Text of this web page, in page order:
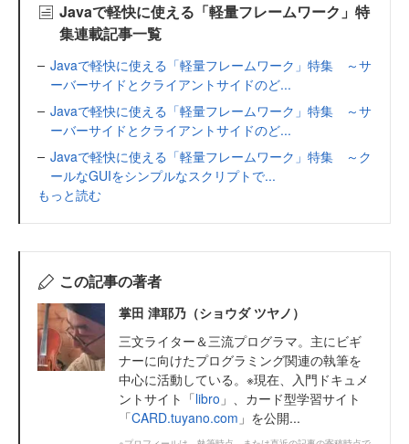
Javaで軽快に使える「軽量フレームワーク」特
集連載記事一覧
Javaで軽快に使える「軽量フレームワーク」特集 ～サ
ーバーサイドとクライアントサイドのど...
Javaで軽快に使える「軽量フレームワーク」特集 ～サ
ーバーサイドとクライアントサイドのど...
Javaで軽快に使える「軽量フレームワーク」特集 ～ク
ールなGUIをシンプルなスクリプトで...
もっと読む
この記事の著者
掌田 津耶乃（ショウダ ツヤノ）
三文ライター＆三流プログラマ。主にビギ
ナーに向けたプログラミング関連の執筆を
中心に活動している。※現在、入門ドキュメ
ントサイト「libro 」、カード型学習サイト
「CARD.tuyano.com 」を公開...